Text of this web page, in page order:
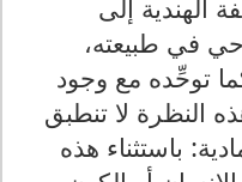
الهندية إلى
في طبيعته،
توحِّده مع وجود
النظرة لا تنطبق
باستثناء هذه